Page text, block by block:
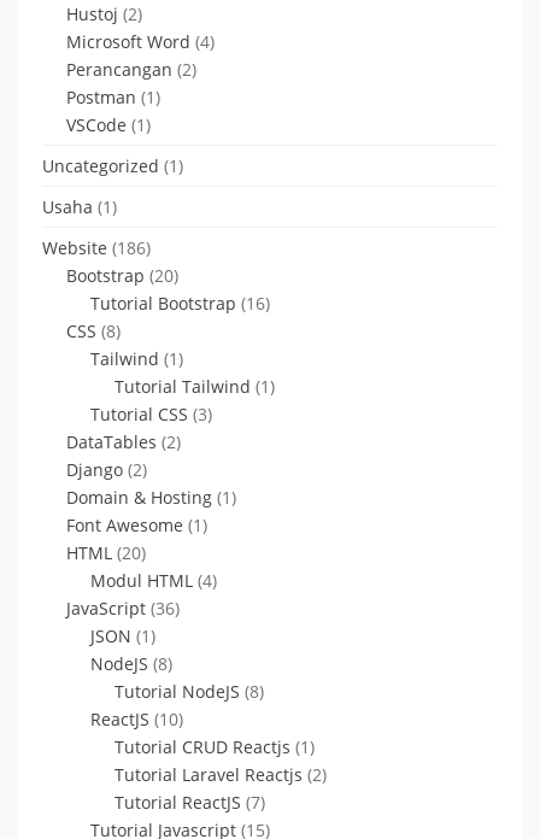
Hustoj (2)
Microsoft Word (4)
Perancangan (2)
Postman (1)
VSCode (1)
Uncategorized (1)
Usaha (1)
Website (186)
Bootstrap (20)
Tutorial Bootstrap (16)
CSS (8)
Tailwind (1)
Tutorial Tailwind (1)
Tutorial CSS (3)
DataTables (2)
Django (2)
Domain & Hosting (1)
Font Awesome (1)
HTML (20)
Modul HTML (4)
JavaScript (36)
JSON (1)
NodeJS (8)
Tutorial NodeJS (8)
ReactJS (10)
Tutorial CRUD Reactjs (1)
Tutorial Laravel Reactjs (2)
Tutorial ReactJS (7)
Tutorial Javascript (15)